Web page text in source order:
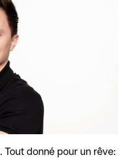
donné pour un rêve: